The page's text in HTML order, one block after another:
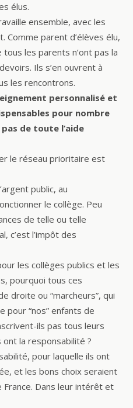
élus.
ensemble, avec les
Comme parent d’élèves élu,
les parents n’ont pas la
Ils s’en ouvrent à
les rencontrons.
personnalisé et
pour nombre
de toute l’aide
le réseau prioritaire est
public, au
le collège. Peu
de telle ou telle
c’est l’impôt des
les collèges publics et les
pourquoi tous ces
droite ou “marcheurs”, qui
pour “nos” enfants de
ils pas tous leurs
la responsabilité ?
pour laquelle ils ont
et les bons choix seraient
Dans leur intérêt et